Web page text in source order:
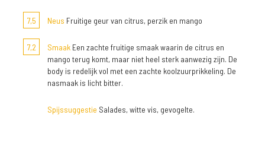
7,5 Neus Fruitige geur van citrus, perzik en mango
7,2 Smaak Een zachte fruitige smaak waarin de citrus en
mango terug komt, maar niet heel sterk aanwezig zijn. De
body is redelijk vol met een zachte koolzuurprikkeling. De
nasmaak is licht bitter.
Spijssuggestie Salades, witte vis, gevogelte.